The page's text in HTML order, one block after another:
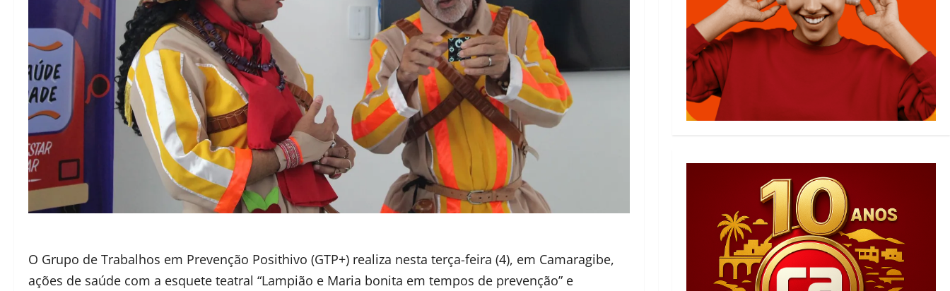
O Grupo de Trabalhos em Prevenção Posithivo (GTP+) realiza nesta terça-feira (4), em Camaragibe,
ações de saúde com a esquete teatral “Lampião e Maria bonita em tempos de prevenção” e